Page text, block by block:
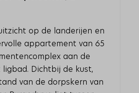
op de landerijen en
appartement van 65
aan de
ligbad. Dichtbij de kust,
van de dorpskern van